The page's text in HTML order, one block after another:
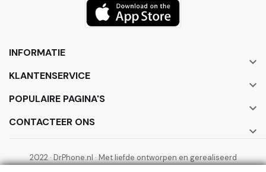
INFORMATIE

KLANTENSERVICE

POPULAIRE PAGINA'S

CONTACTEER ONS

2022 · DrPhone.nl · Met liefde ontworpen en gerealiseerd